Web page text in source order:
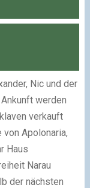
Nic und der
werden
verkauft
Apolonaria,
Haus
Narau
der nächsten